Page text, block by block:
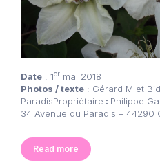
Date : 1er mai 2018
Photos / texte : Gérard M et
ParadisPropriétaire : Philippe
34 Avenue du Paradis – 44290
Read more